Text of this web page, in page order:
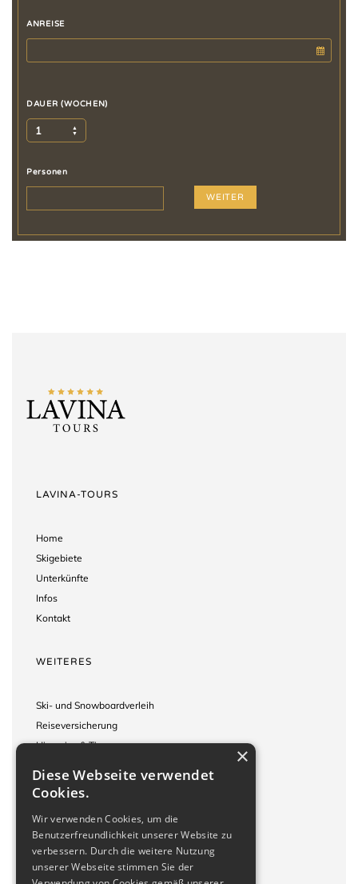
ANREISE
DAUER (WOCHEN)
1
Personen
WEITER
LAVINA-TOURS
Home
Skigebiete
Unterkünfte
Infos
Kontakt
WEITERES
Ski- und Snowboardverleih
Reiseversicherung
Hinweise & Tipps
Impressum
KONTAKT
Wacholderweg 10
×
Diese Webseite verwendet
Cookies.
Wir verwenden Cookies, um die
Benutzerfreundlichkeit unserer Website zu
verbessern. Durch die weitere Nutzung
unserer Webseite stimmen Sie der